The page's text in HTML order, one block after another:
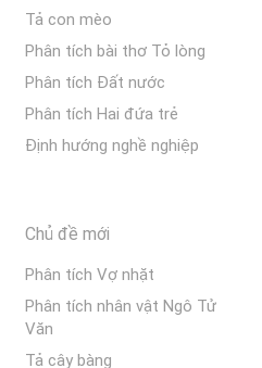
Tả con mèo
Phân tích bài thơ Tỏ lòng
Phân tích Đất nước
Phân tích Hai đứa trẻ
Định hướng nghề nghiệp
Chủ đề mới
Phân tích Vợ nhặt
Phân tích nhân vật Ngô Tử
Văn
Tả cây bàng